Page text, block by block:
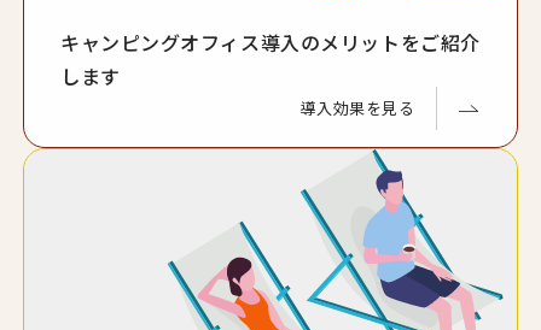
キャンピングオフィス導入のメリットをご紹介
します
導入効果を見る